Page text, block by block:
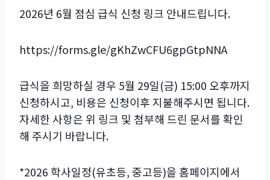
2026년 6월 점심 급식 신청 링크 안내드립니다.
https://forms.gle/gKhZwCFU6gpGtpNNA
급식을 희망하실 경우 5월 29일(금) 15:00 오후까지
신청하시고, 비용은 신청이후 지불해주시면 됩니다.
자세한 사항은 위 링크 및 첨부해 드린 문서를 확인
해 주시기 바랍니다.
*2026 학사일정(유초등, 중고등)을 홈페이지에서